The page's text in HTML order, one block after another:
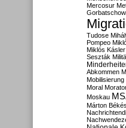
Mercosur
Gorbatschow
Tudose
Pompeo
Miklós Kásler
Seszták
Abkommen
Mobilisierung
Moral
Moskau
Márton Békés